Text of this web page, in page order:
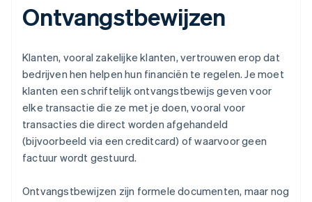
Ontvangstbewijzen
Klanten, vooral zakelijke klanten, vertrouwen erop dat
bedrijven hen helpen hun financiën te regelen. Je moet
klanten een schriftelijk ontvangstbewijs geven voor
elke transactie die ze met je doen, vooral voor
transacties die direct worden afgehandeld
(bijvoorbeeld via een creditcard) of waarvoor geen
factuur wordt gestuurd.
Ontvangstbewijzen zijn formele documenten, maar nog